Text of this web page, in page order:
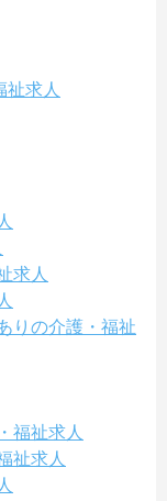
求人
求人
りの介護・福祉
福祉求人
祉求人